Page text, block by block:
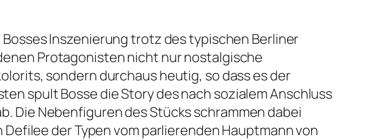
Inszenierung trotz des typischen Berliner
Protagonisten nicht nur nostalgische
sondern durchaus heutig, so dass es der
spult Bosse die Story des nach sozialem Anschluss
Die Nebenfiguren des Stücks schrammen dabei
der Typen vom parlierenden Hauptmann von